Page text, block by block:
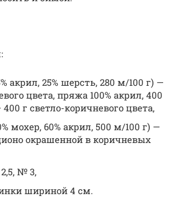
акрил, 25% шерсть, 280 м/100 г) —
цвета, пряжа 100% акрил, 400
г светло-коричневого цвета,
мохер, 60% акрил, 500 м/100 г) —
окрашенной в коричневых
№ 3,
шириной 4 см.